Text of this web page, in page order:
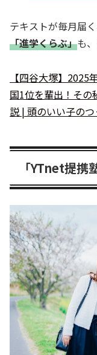
テキストが毎月届
「進学くらぶ」も
【四谷大塚】
国1位を輩出！その
説 | 頭のいい子の
「YTnet提携